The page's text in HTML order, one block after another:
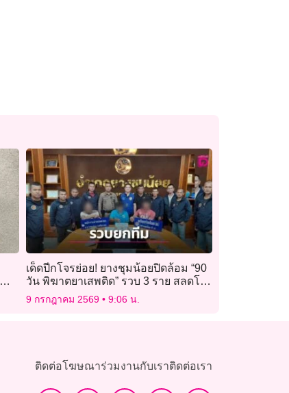
เด็ดปีกโจรย่อย! ยางชุมน้อยปิดล้อม “90
วัน พิฆาตยาเสพติด” รวบ 3 ราย สลดโจ๋
16 ร่วมแก๊ง
9 กรกฎาคม 2569 9:06 น.
ติดต่อโฆษณาร่วมงานกับเราติดต่อเรา